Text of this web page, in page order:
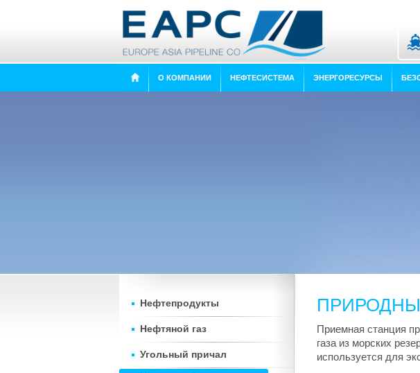
О КОМПАНИИ НЕФТЕСИСТЕМА ЭНЕРГОРЕСУРСЫ
Приемная станция
газа из морских
используется для
Нефтепродукты
Нефтяной газ
Угольный причал